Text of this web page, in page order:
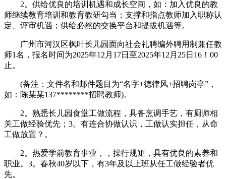
2。供给优良的培训机遇和成长空间，如：加入优良的教
师继续教育培训和教育教研勾当；支撑和指点教师加入职称认
定、评审机遇；供给必然的交换平台和提拔机遇等。
广州市河汉区枫叶长儿园面向社会礼聘编外聘用制兼任教
师1名，报名时间为2025年12月17日至2025年12月25日16！00
止。
(备注：文件名和邮件题目为“名字+德律风+招聘岗亭”，
如：陈某某137********招聘教师)。
2。熟悉长儿园食堂工做流程，具备烹调手艺，有厨师相
关工做经验优先；3。有连合协做认识，工做认实担任，从命
工做放置？。
2。热爱学前教育事业，，操行规矩，具有优良的素养和
职业。3。春秋40岁以下，有3年及以上班从任工做经验者优
先。